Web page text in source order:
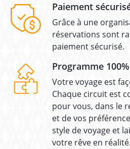
Paiement
Grâce à une
réservations sont
paiement sécurisé.
Programme
Votre voyage est
Chaque circuit est
pour vous, dans le
et de vos
style de voyage et
votre rêve en réalité.